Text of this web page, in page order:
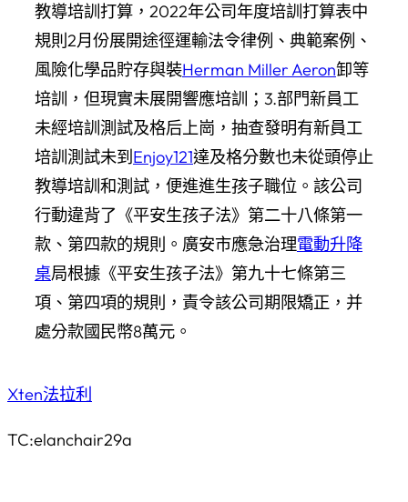
教導培訓打算，2022年公司年度培訓打算表中
規則2月份展開途徑運輸法令律例、典範案例、
風險化學品貯存與裝Herman Miller Aeron卸等
培訓，但現實未展開響應培訓；3.部門新員工
未經培訓測試及格后上崗，抽查發明有新員工
培訓測試未到 Enjoy121達及格分數也未從頭停止
教導培訓和測試，便進進生孩子職位。該公司
行動違背了《平安生孩子法》第二十八條第一
款、第四款的規則。廣安市應急治理電動升降
桌局根據《平安生孩子法》第九十七條第三
項、第四項的規則，責令該公司期限矯正，并
處分款國民幣8萬元。
Xten法拉利
TC:elanchair29a